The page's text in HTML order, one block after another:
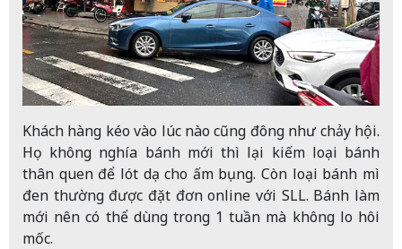
Khách hàng kéo vào lúc nào cũng đông như chảy hội.
Họ không nghía bánh mới thì lại kiếm loại bánh
thân quen để lót dạ cho ấm bụng. Còn loại bánh mì
đen thường được đặt đơn online với SLL. Bánh làm
mới nên có thể dùng trong 1 tuần mà không lo hôi
mốc.